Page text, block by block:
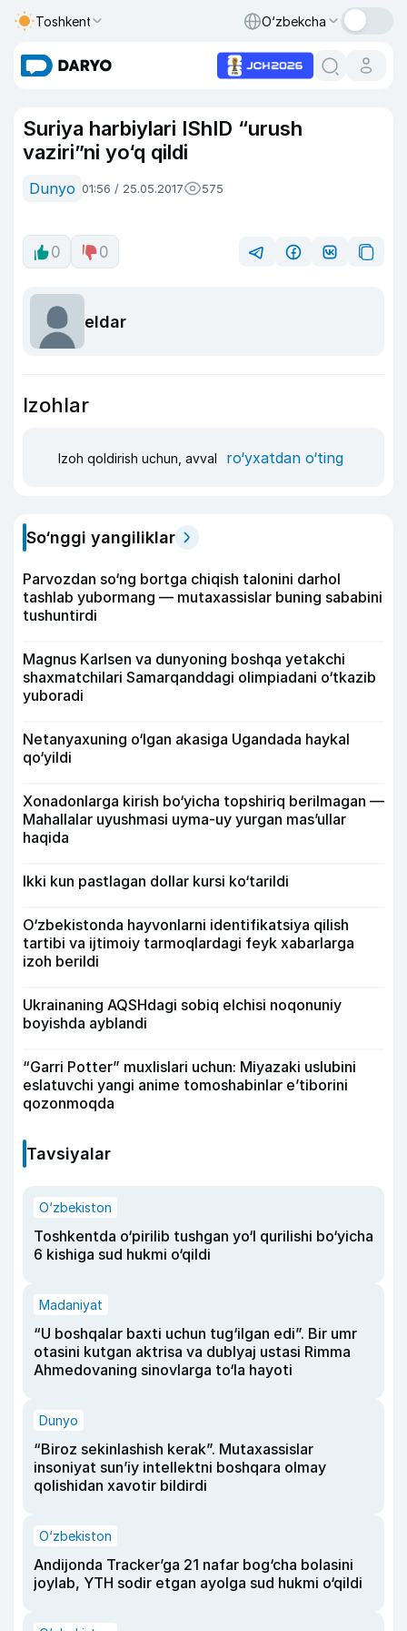
Toshkent O‘zbekcha
Suriya harbiylari IShID “urush
vaziri”ni yo‘q qildi
Dunyo 01:56 / 25.05.2017 575
0 0
eldar
Izohlar
Izoh qoldirish uchun, avval ro‘yxatdan o‘ting
So‘nggi yangiliklar
Parvozdan so‘ng bortga chiqish talonini darhol
tashlab yubormang — mutaxassislar buning sababini
tushuntirdi
Magnus Karlsen va dunyoning boshqa yetakchi
shaxmatchilari Samarqanddagi olimpiadani o‘tkazib
yuboradi
Netanyaxuning o‘lgan akasiga Ugandada haykal
qo‘yildi
Xonadonlarga kirish bo‘yicha topshiriq berilmagan —
Mahallalar uyushmasi uyma-uy yurgan mas’ullar
haqida
Ikki kun pastlagan dollar kursi ko‘tarildi
O‘zbekistonda hayvonlarni identifikatsiya qilish
tartibi va ijtimoiy tarmoqlardagi feyk xabarlarga
izoh berildi
Ukrainaning AQSHdagi sobiq elchisi noqonuniy
boyishda ayblandi
“Garri Potter” muxlislari uchun: Miyazaki uslubini
eslatuvchi yangi anime tomoshabinlar e’tiborini
qozonmoqda
Tavsiyalar
O‘zbekiston
Toshkentda o‘pirilib tushgan yo‘l qurilishi bo‘yicha
6 kishiga sud hukmi o‘qildi
Madaniyat
“U boshqalar baxti uchun tug‘ilgan edi”. Bir umr
otasini kutgan aktrisa va dublyaj ustasi Rimma
Ahmedovaning sinovlarga to‘la hayoti
Dunyo
“Biroz sekinlashish kerak”. Mutaxassislar
insoniyat sun’iy intellektni boshqara olmay
qolishidan xavotir bildirdi
O‘zbekiston
Andijonda Tracker’ga 21 nafar bog‘cha bolasini
joylab, YTH sodir etgan ayolga sud hukmi o‘qildi